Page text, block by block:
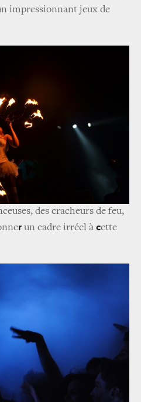
impressionnant jeux de
des cracheurs de feu,
r un cadre irréel à cette